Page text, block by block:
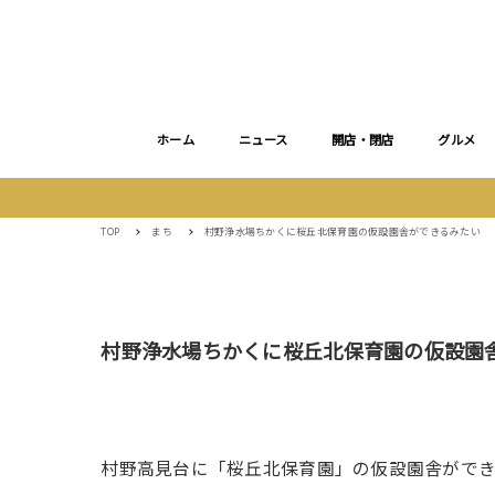
ホーム ニュース 開店・閉店 グルメ
TOP まち 村野浄水場ちかくに桜丘北保育園の仮設園舎ができるみたい
村野浄水場ちかくに桜丘北保育園の仮設園
村野高見台に「桜丘北保育園」の仮設園舎がで